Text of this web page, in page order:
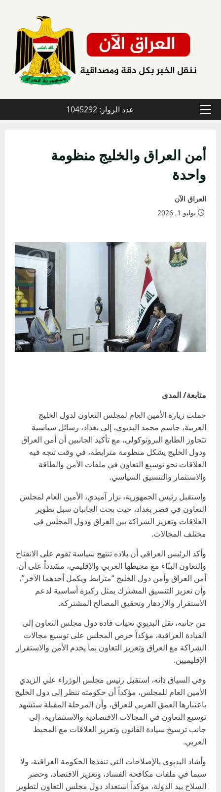
القائمة
عدد الزوار: 1045292
أمن العراق والخليج منظومة
واحدة
العراق الآن
يوليو 1, 2026
متابعة/ المدى
حملت زيارة الأمين العام لمجلس التعاون لدول الخليج
العربية، جاسم محمد البديوي، إلى بغداد، رسائل سياسية
تتجاوز الطابع البروتوكولي، مع تأكيد الجانبين أن أمن العراق
ودول الخليج يشكل منظومة مترابطة، في وقت تتجه فيه
العلاقات نحو توسيع التعاون في ملفات الأمن والطاقة
والاستثمار والتنسيق السياسي.
واستقبل رئيس الجمهورية، نزار آميدي، الأمين العام لمجلس
التعاون في قصر بغداد، حيث بحث الجانبان سبل تطوير
العلاقات وتعزيز الشراكة بين العراق ودول المجلس في
مختلف المجالات.
وأكد الرئيس العراقي أن بلاده تنتهج سياسة تقوم على الانفتاح
والتعاون البنّاء مع محيطها العربي والإقليمي، مشدداً على أن
أمن العراق وأمن دول الخليج “مترابط ويكمل أحدهما الآخر”،
وأن تعزيز التنسيق المشترك يمثل ركيزة أساسية لدعم
الاستقرار والازدهار وتحقيق المصالح المشتركة.
من جانبه، نقل البديوي تحيات قادة دول مجلس التعاون إلى
القيادة العراقية، مؤكداً حرص المجلس على توسيع مجالات
الشراكة مع العراق وتعزيز التعاون بما يخدم الأمن والاستقرار
الإقليميين.
وفي السياق ذاته، استقبل رئيس مجلس الوزراء علي الزيدي
الأمين العام للمجلس، مؤكداً أن حكومته تنظر إلى دول الخليج
باعتبارها العمق العربي للعراق، وأن المرحلة المقبلة ستشهد
توسيع التعاون في المجالات الاقتصادية والاستثمارية، إلى
جانب ترسيخ سيادة القانون وتعزيز العلاقات مع المحيط
العربي.
وأشاد البديوي بالإصلاحات التي تنفذها الحكومة العراقية، ولا
سيما في ملفات مكافحة الفساد، وتعزيز الاقتصاد، وحصر
السلاح بيد الدولة، مؤكداً استعداد دول مجلس التعاون لتطوير